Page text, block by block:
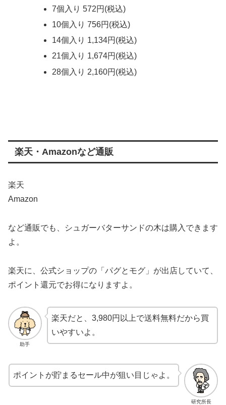
7個入り 572円(税込)
10個入り 756円(税込)
14個入り 1,134円(税込)
21個入り 1,674円(税込)
28個入り 2,160円(税込)
楽天・Amazonなど通販
楽天
Amazon
など通販でも、シュガーバターサンドの木は購入できます
よ。
楽天に、公式ショップの「パグとモグ」が出店していて、
ポイント還元でお得になりますよ。
助手
楽天だと、3,980円以上で送料無料だから買
いやすいよ。
研究所長
ポイントが貯まるセール中が狙い目じゃよ。